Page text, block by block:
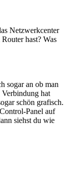
Netzwerkcenter
hast? Was
sogar an ob man
hat
schön grafisch.
Panel auf
siehst du wie